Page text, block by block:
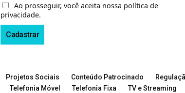
Ao prosseguir, você aceita nossa política de
privacidade.
Projetos Sociais Conteúdo Patrocinado
Telefonia Móvel
Telefonia Fixa TV e Streaming